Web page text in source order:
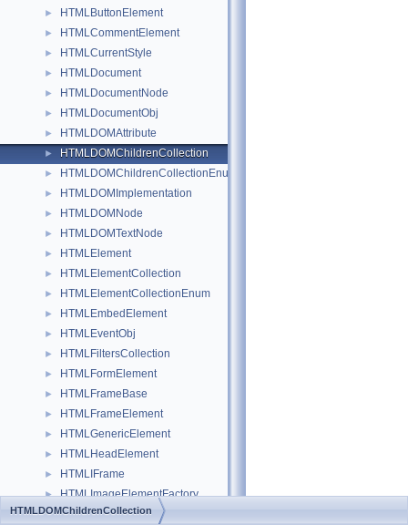
► HTMLButtonElement
► HTMLCommentElement
► HTMLCurrentStyle
► HTMLDocument
► HTMLDocumentNode
► HTMLDocumentObj
► HTMLDOMAttribute
► HTMLDOMChildrenCollection
► HTMLDOMChildrenCollectionEnum
► HTMLDOMImplementation
► HTMLDOMNode
► HTMLDOMTextNode
► HTMLElement
► HTMLElementCollection
► HTMLElementCollectionEnum
► HTMLEmbedElement
► HTMLEventObj
► HTMLFiltersCollection
► HTMLFormElement
► HTMLFrameBase
► HTMLFrameElement
► HTMLGenericElement
► HTMLHeadElement
► HTMLIFrame
► HTMLImageElementFactory
► HTMLImgElement
HTMLDOMChildrenCollection